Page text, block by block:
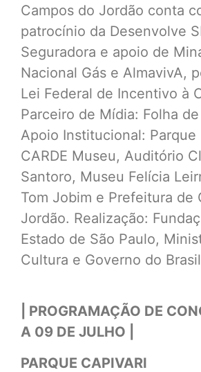
Campos do Jordão conta
patrocínio da Desenvolve
Seguradora e apoio de
Nacional Gás e AlmavivA,
Lei Federal de Incentivo à
Parceiro de Mídia: Folha
Apoio Institucional: Parque
CARDE Museu, Auditório
Santoro, Museu Felícia
Tom Jobim e Prefeitura de
Jordão. Realização:
Estado de São Paulo,
Cultura e Governo do
| PROGRAMAÇÃO DE
A 09 DE JULHO |
PARQUE CAPIVARI